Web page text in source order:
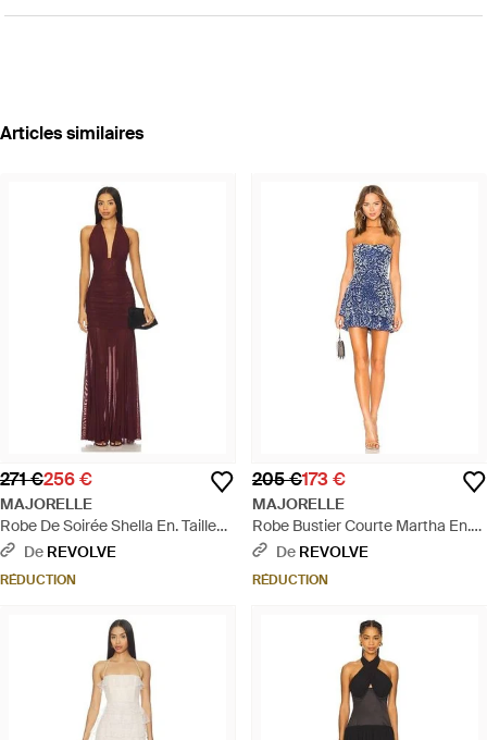
Articles similaires
271 €256 €
MAJORELLE
Robe De Soirée Shella En. Taille
Also En Xs, Xxs, S, M, Xl - Rouge
De REVOLVE
RÉDUCTION
205 €173 €
MAJORELLE
Robe Bustier Courte Martha En.
Taille Also En S, Xs, Xl - Bleu
De REVOLVE
RÉDUCTION